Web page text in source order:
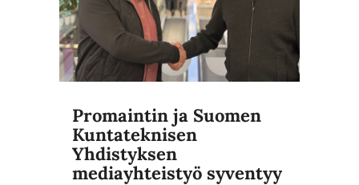
Promaintin ja Suomen
Kuntateknisen
Yhdistyksen
mediayhteistyö syventyy